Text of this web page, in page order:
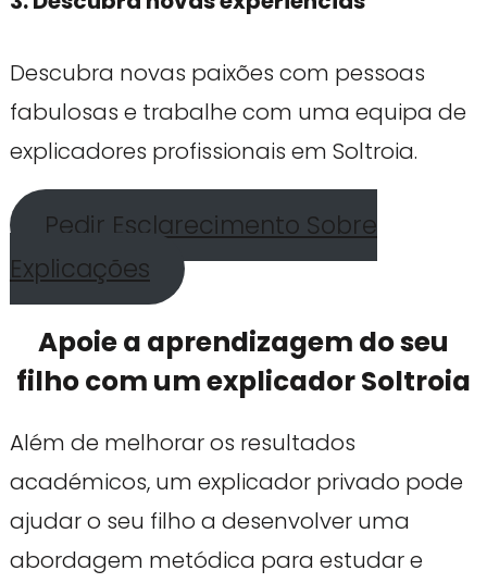
Descubra novas paixões com pessoas
fabulosas e trabalhe com uma equipa de
explicadores profissionais em Soltroia.
Pedir Esclarecimento Sobre
Explicações
Apoie a aprendizagem do seu
filho com um explicador Soltroia
Além de melhorar os resultados
académicos, um explicador privado pode
ajudar o seu filho a desenvolver uma
abordagem metódica para estudar e